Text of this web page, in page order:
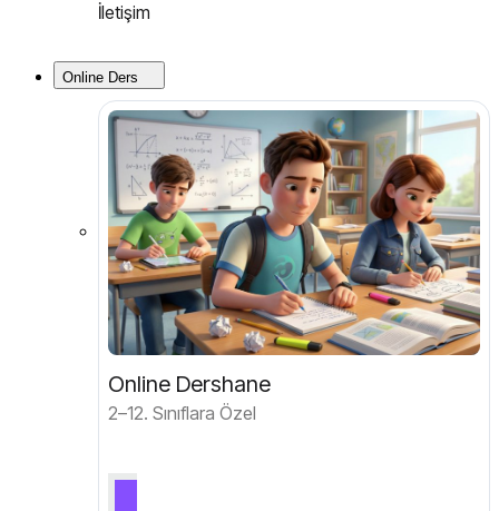
İletişim
Online Ders
Online Dershane
2–12. Sınıflara Özel